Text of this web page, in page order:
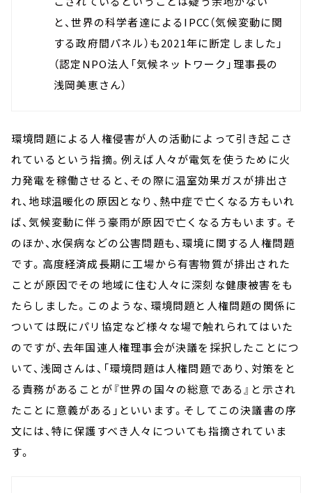
と、世界の科学者達によるIPCC（気候変動に関
する政府間パネル）も2021年に断定しました」
（認定NPO法人「気候ネットワーク」理事長の
浅岡美恵さん）
環境問題による人権侵害が人の活動によって引き起こさ
れているという指摘。例えば人々が電気を使うために火
力発電を稼働させると、その際に温室効果ガスが排出さ
れ、地球温暖化の原因となり、熱中症で亡くなる方もいれ
ば、気候変動に伴う豪雨が原因で亡くなる方もいます。そ
のほか、水俣病などの公害問題も、環境に関する人権問題
です。高度経済成長期に工場から有害物質が排出された
ことが原因でその地域に住む人々に深刻な健康被害をも
たらしました。このような、環境問題と人権問題の関係に
ついては既にパリ協定など様々な場で触れられてはいた
のですが、去年国連人権理事会が決議を採択したことにつ
いて、浅岡さんは、「環境問題は人権問題であり、対策をと
る責務があることが『世界の国々の総意である』と示され
たことに意義がある」といいます。そしてこの決議書の序
文には、特に保護すべき人々についても指摘されていま
す。